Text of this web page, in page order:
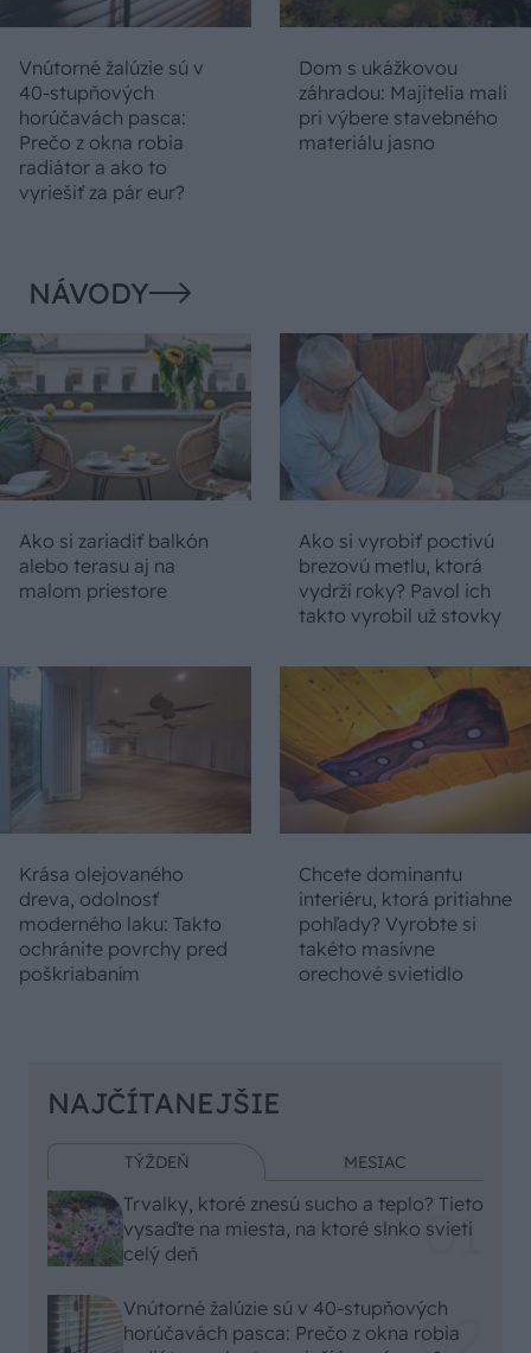
Vnútorné žalúzie sú v
40-stupňových
horúčavách pasca:
Prečo z okna robia
radiátor a ako to
vyriešiť za pár eur?
Dom s ukážkovou
záhradou: Majitelia mali
pri výbere stavebného
materiálu jasno
NÁVODY
Ako si zariadiť balkón
alebo terasu aj na
malom priestore
Ako si vyrobiť poctivú
brezovú metlu, ktorá
vydrží roky? Pavol ich
takto vyrobil už stovky
Krása olejovaného
dreva, odolnosť
moderného laku: Takto
ochránite povrchy pred
poškriabaním
Chcete dominantu
interiéru, ktorá pritiahne
pohľady? Vyrobte si
takéto masívne
orechové svietidlo
NAJČÍTANEJŠIE
TÝŽDEŇ MESIAC
Trvalky, ktoré znesú sucho a teplo? Tieto
vysaďte na miesta, na ktoré slnko svieti
celý deň
Vnútorné žalúzie sú v 40-stupňových
horúčavách pasca: Prečo z okna robia